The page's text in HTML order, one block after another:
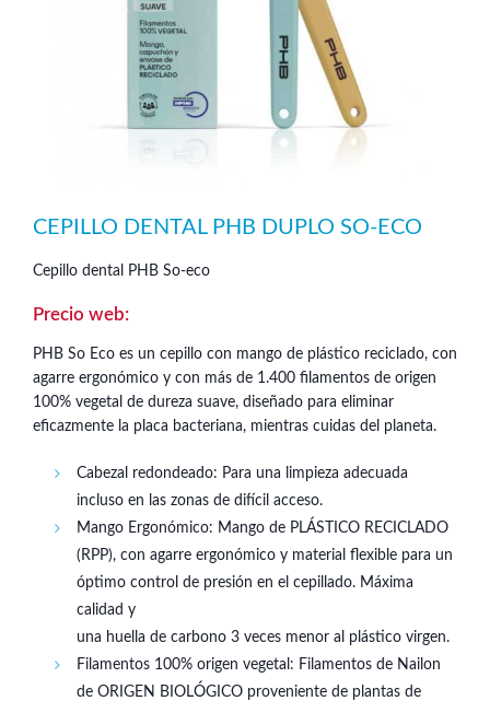
CEPILLO DENTAL PHB DUPLO SO-ECO
Cepillo dental PHB So-eco
PHB So Eco es un cepillo con mango de plástico reciclado, con
agarre ergonómico y con más de 1.400 filamentos de origen
100% vegetal de dureza suave, diseñado para eliminar
eficazmente la placa bacteriana, mientras cuidas del planeta.
Cabezal redondeado: Para una limpieza adecuada
incluso en las zonas de difícil acceso.
Mango Ergonómico: Mango de PLÁSTICO RECICLADO
(RPP), con agarre ergonómico y material flexible para un
óptimo control de presión en el cepillado. Máxima
calidad y
una huella de carbono 3 veces menor al plástico virgen.
Filamentos 100% origen vegetal: Filamentos de Nailon
de ORIGEN BIOLÓGICO proveniente de plantas de